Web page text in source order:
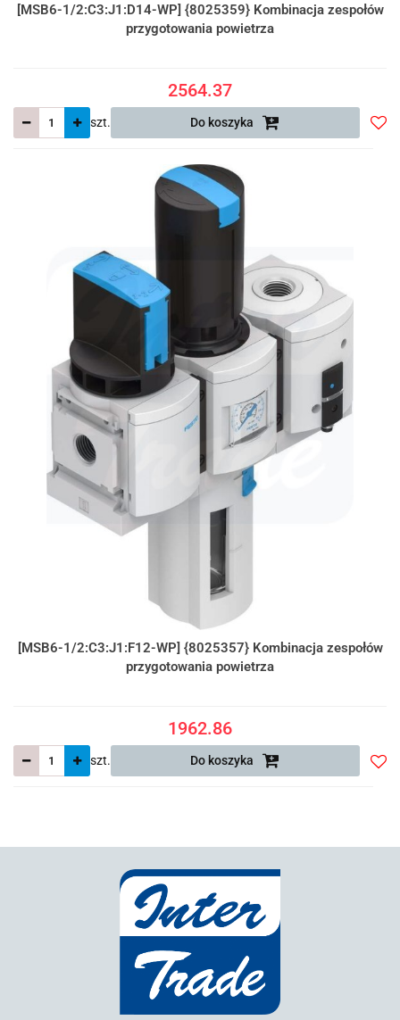
[MSB6-1/2:C3:J1:D14-WP] {8025359} Kombinacja zespołów
przygotowania powietrza
2564.37
szt. Do koszyka
[MSB6-1/2:C3:J1:F12-WP] {8025357} Kombinacja zespołów
przygotowania powietrza
1962.86
szt. Do koszyka